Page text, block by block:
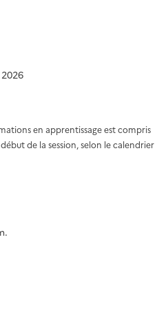
en apprentissage est compris
de la session, selon le calendrier